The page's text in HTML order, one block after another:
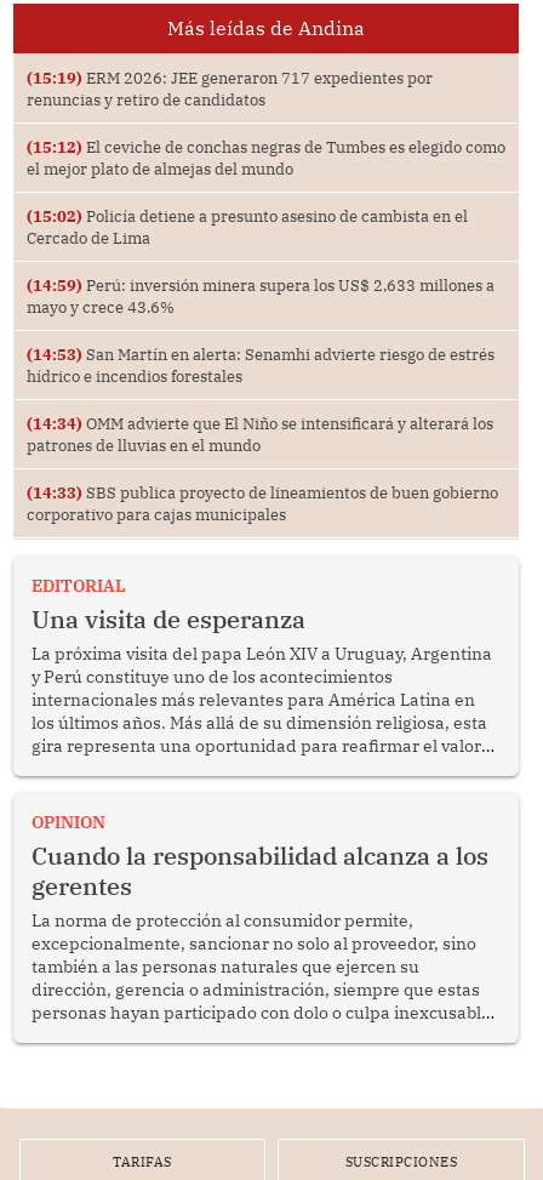
Más leídas de Andina
(15:19) ERM 2026: JEE generaron 717 expedientes por
renuncias y retiro de candidatos
(15:12) El ceviche de conchas negras de Tumbes es elegido como
el mejor plato de almejas del mundo
(15:02) Policía detiene a presunto asesino de cambista en el
Cercado de Lima
(14:59) Perú: inversión minera supera los US$ 2,633 millones a
mayo y crece 43.6%
(14:53) San Martín en alerta: Senamhi advierte riesgo de estrés
hídrico e incendios forestales
(14:34) OMM advierte que El Niño se intensificará y alterará los
patrones de lluvias en el mundo
(14:33) SBS publica proyecto de lineamientos de buen gobierno
corporativo para cajas municipales
EDITORIAL
Una visita de esperanza
La próxima visita del papa León XIV a Uruguay, Argentina
y Perú constituye uno de los acontecimientos
internacionales más relevantes para América Latina en
los últimos años. Más allá de su dimensión religiosa, esta
gira representa una oportunidad para reafirmar el valor
enfrenta desafíos en materia de desarrollo, cohesión
OPINION
Cuando la responsabilidad alcanza a los
gerentes
La norma de protección al consumidor permite,
excepcionalmente, sancionar no solo al proveedor, sino
también a las personas naturales que ejercen su
dirección, gerencia o administración, siempre que estas
personas hayan participado con dolo o culpa inexcusable
por la frustrada realización de un meet and greet con
TARIFAS SUSCRIPCIONES